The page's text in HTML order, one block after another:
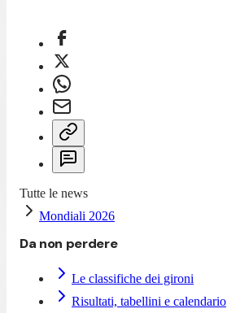
Tutte le news
Mondiali 2026
Da non perdere
Le classifiche dei gironi
Risultati, tabellini e calendario